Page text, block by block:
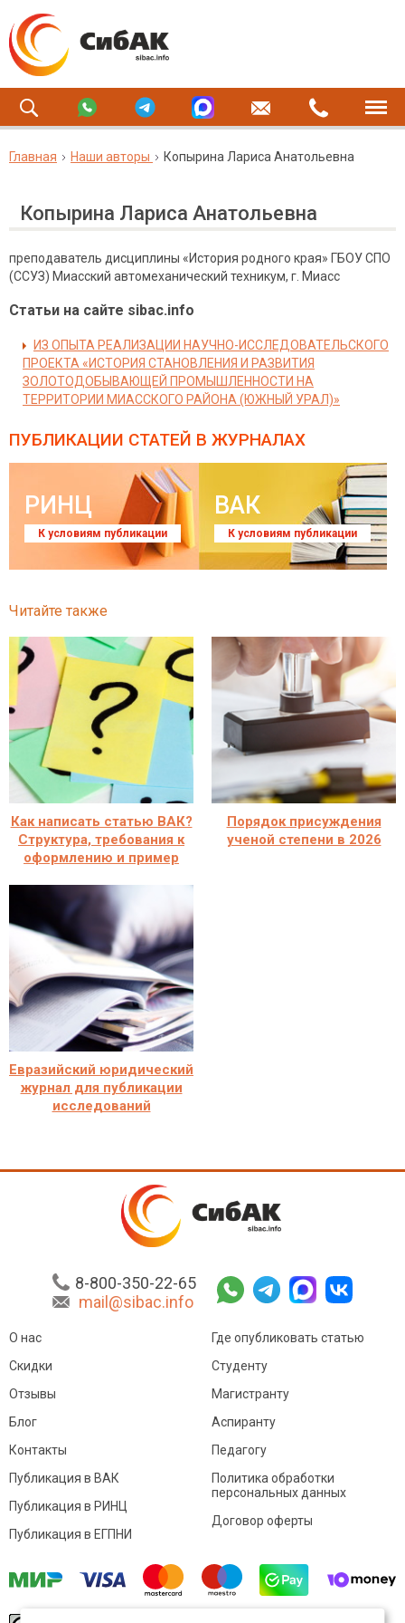
Главная Наши авторы Копырина Лариса Анатольевна
Копырина Лариса Анатольевна
преподаватель дисциплины «История родного края» ГБОУ СПО
(ССУЗ) Миасский автомеханический техникум, г. Миасс
Статьи на сайте sibac.info
ИЗ ОПЫТА РЕАЛИЗАЦИИ НАУЧНО-ИССЛЕДОВАТЕЛЬСКОГО
ПРОЕКТА «ИСТОРИЯ СТАНОВЛЕНИЯ И РАЗВИТИЯ
ЗОЛОТОДОБЫВАЮЩЕЙ ПРОМЫШЛЕННОСТИ НА
ТЕРРИТОРИИ МИАССКОГО РАЙОНА (ЮЖНЫЙ УРАЛ)»
ПУБЛИКАЦИИ СТАТЕЙ В ЖУРНАЛАХ
РИНЦ
К условиям публикации
ВАК
К условиям публикации
Читайте также
Как написать статью ВАК?
Структура, требования к
оформлению и пример
Порядок присуждения
ученой степени в 2026
Евразийский юридический
журнал для публикации
исследований
8-800-350-22-65
mail@sibac.info
О нас
Скидки
Отзывы
Блог
Контакты
Где опубликовать статью
Студенту
Магистранту
Аспиранту
Педагогу
Публикация в ВАК
Публикация в РИНЦ
Публикация в ЕГПНИ
Политика обработки
персональных данных
Договор оферты